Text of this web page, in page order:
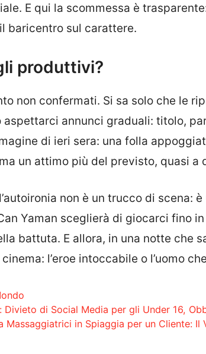
E qui la scommessa è
baricentro sul carattere.
produttivi?
non confermati. Si sa solo che le
aspettarci annunci graduali: titolo,
di ieri sera: una folla
un attimo più del previsto, quasi a
non è un trucco di scena:
Yaman sceglierà di giocarci fino
battuta. E allora, in una notte che
l’eroe intoccabile o l’uomo
Divieto di Social Media per gli Under 16,
Massaggiatrici in Spiaggia per un Cliente: